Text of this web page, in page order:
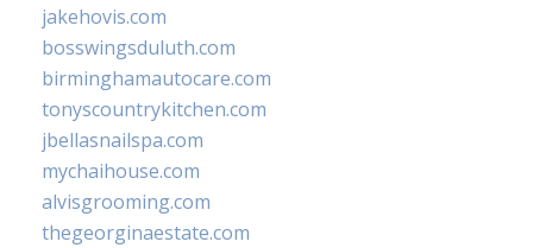
jakehovis.com
bosswingsduluth.com
birminghamautocare.com
tonyscountrykitchen.com
jbellasnailspa.com
mychaihouse.com
alvisgrooming.com
thegeorginaestate.com